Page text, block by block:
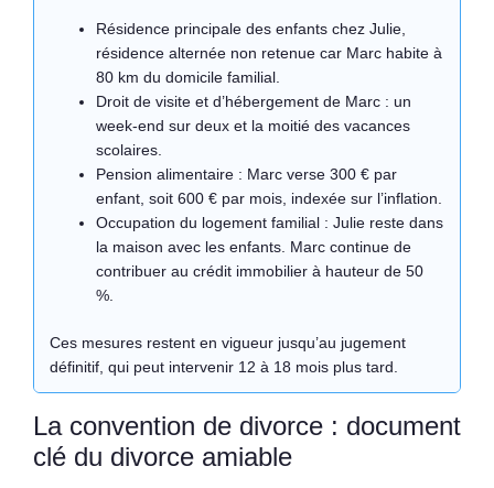
Résidence principale des enfants chez Julie,
résidence alternée non retenue car Marc habite à
80 km du domicile familial.
Droit de visite et d’hébergement de Marc : un
week-end sur deux et la moitié des vacances
scolaires.
Pension alimentaire : Marc verse 300 € par
enfant, soit 600 € par mois, indexée sur l’inflation.
Occupation du logement familial : Julie reste dans
la maison avec les enfants. Marc continue de
contribuer au crédit immobilier à hauteur de 50
%.
Ces mesures restent en vigueur jusqu’au jugement
définitif, qui peut intervenir 12 à 18 mois plus tard.
La convention de divorce : document
clé du divorce amiable